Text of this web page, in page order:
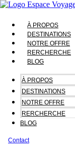
À PROPOS
DESTINATIONS
NOTRE OFFRE
RERCHERCHE
BLOG
À PROPOS
DESTINATIONS
NOTRE OFFRE
RERCHERCHE
BLOG
Contact